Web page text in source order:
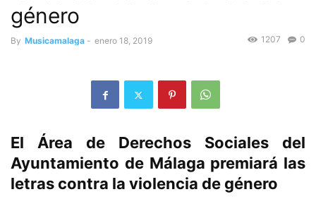
género
By Musicamalaga - enero 18, 2019 0
1207
El Área de Derechos Sociales del
Ayuntamiento de Málaga premiará las
letras contra la violencia de género